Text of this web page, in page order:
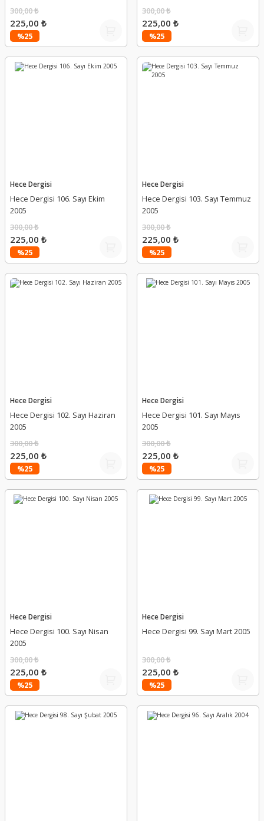
%25
300,00 ₺
225,00 ₺
%25
300,00 ₺
225,00 ₺
Hece Dergisi
Hece Dergisi 106. Sayı Ekim
2005
%25
300,00 ₺
225,00 ₺
Hece Dergisi
Hece Dergisi 103. Sayı Temmuz
2005
%25
300,00 ₺
225,00 ₺
Hece Dergisi
Hece Dergisi 102. Sayı Haziran
2005
%25
300,00 ₺
225,00 ₺
Hece Dergisi
Hece Dergisi 101. Sayı Mayıs
2005
%25
300,00 ₺
225,00 ₺
Hece Dergisi
Hece Dergisi 100. Sayı Nisan
2005
%25
300,00 ₺
225,00 ₺
Hece Dergisi
Hece Dergisi 99. Sayı Mart 2005
%25
300,00 ₺
225,00 ₺